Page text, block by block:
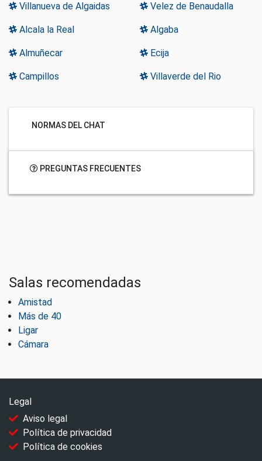
Villanueva de Algaidas Velez de Benaudalla
Alcala la Real Algaba
Almuñecar Ecija
Campillos Villaverde del Rio
NORMAS DEL CHAT
PREGUNTAS FRECUENTES
Salas recomendadas
Amistad
Más de 40
Ligar
Cámara
Legal
Aviso legal
Política de privacidad
Política de cookies